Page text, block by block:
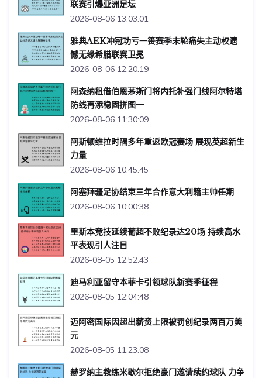
联赛引爆亚洲足坛
2026-08-06 13:03:01
雅典AEK冲冠功亏一篑赛季末轮痛失主动权遗
憾无缘希腊联赛卫冕
2026-08-06 12:20:19
阿森纳租借伯恩茅斯门将内托补强门线阿尔特塔
防线再添稳固拼图一
2026-08-06 11:30:09
阿斯顿维拉时隔多年重返欧冠赛场 展现英超新生
力量
2026-08-06 10:45:45
阿塞拜疆足协结束三年合作意大利籍主帅任期
2026-08-06 10:00:38
里斯本竞技延续葡超不败纪录达20场 持续高水
平表现引人注目
2026-08-05 12:52:43
迪马利亚留守本菲卡引领球队新赛季征程
2026-08-05 12:04:48
迈阿密国际因超出薪资上限被罚创纪录两百万美
元
2026-08-05 11:23:08
赫罗纳主教练米歇尔拒绝豪门邀请续约球队 力争